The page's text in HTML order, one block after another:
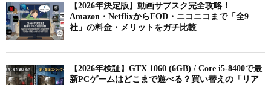
【2026年決定版】動画サブスク完全攻略！
Amazon・NetflixからFOD・ニコニコまで「全9
社」の料金・メリットをガチ比較
【2026年検証】GTX 1060 (6GB) / Core i5-8400で最
新PCゲームはどこまで遊べる？買い替えの「リア